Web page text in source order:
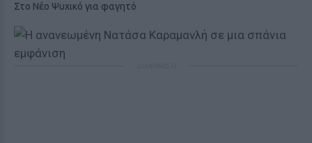
Στο Νέο Ψυχικό για φαγητό